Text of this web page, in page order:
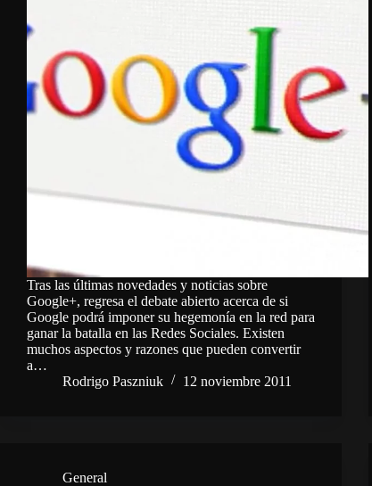
Tras las últimas novedades y noticias sobre
Google+, regresa el debate abierto acerca de si
Google podrá imponer su hegemonía en la red para
ganar la batalla en las Redes Sociales. Existen
muchos aspectos y razones que pueden convertir
a…
Rodrigo Paszniuk
12 noviembre 2011
General